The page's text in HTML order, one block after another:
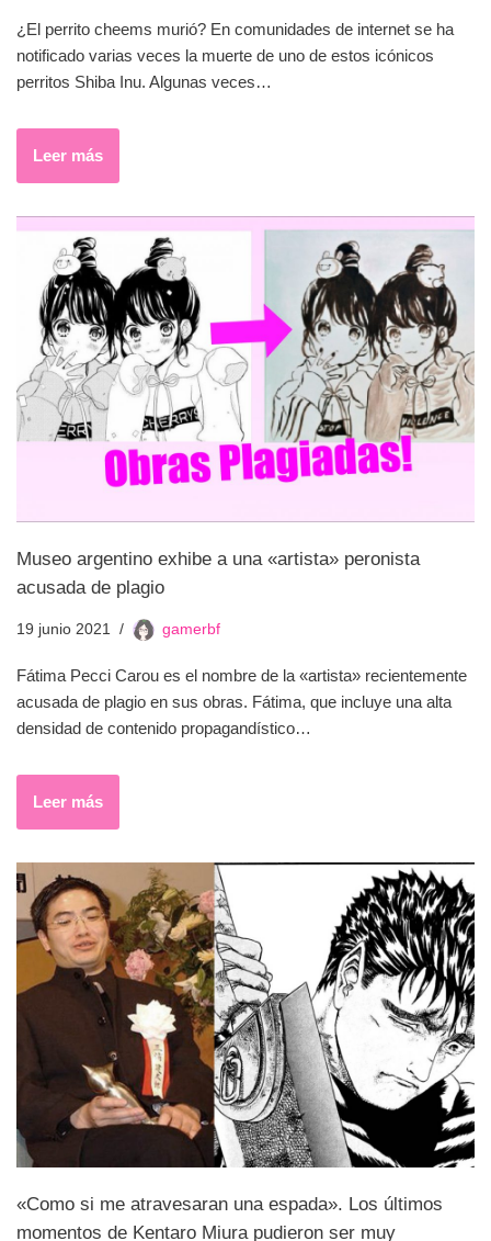
¿El perrito cheems murió? En comunidades de internet se ha
notificado varias veces la muerte de uno de estos icónicos
perritos Shiba Inu. Algunas veces…
Leer más
Museo argentino exhibe a una «artista» peronista
acusada de plagio
19 junio 2021 gamerbf
Fátima Pecci Carou es el nombre de la «artista» recientemente
acusada de plagio en sus obras. Fátima, que incluye una alta
densidad de contenido propagandístico…
Leer más
«Como si me atravesaran una espada». Los últimos
momentos de Kentaro Miura pudieron ser muy